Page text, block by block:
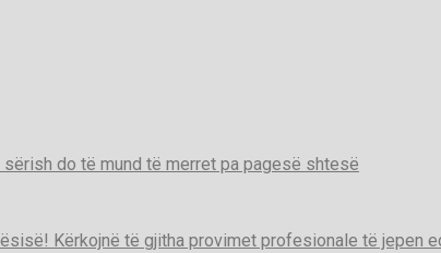
sërish do të mund të merret pa pagesë shtesë
Kërkojnë të gjitha provimet profesionale të jepen